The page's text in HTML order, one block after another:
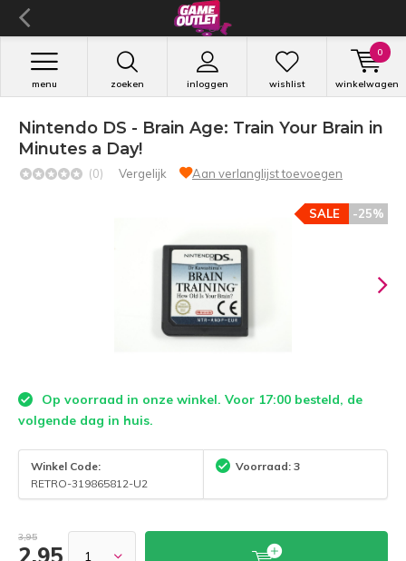
zoeken inloggen
menu wishlist winkelwagen
0
Nintendo DS - Brain Age: Train Your Brain in
Minutes a Day!
(0) Vergelijk Aan verlanglijst toevoegen
-25%
SALE
Op voorraad in onze winkel. Voor 17:00 besteld, de
volgende dag in huis.
Winkel Code:
RETRO-319865812-U2
Voorraad: 3
3,95
2,95